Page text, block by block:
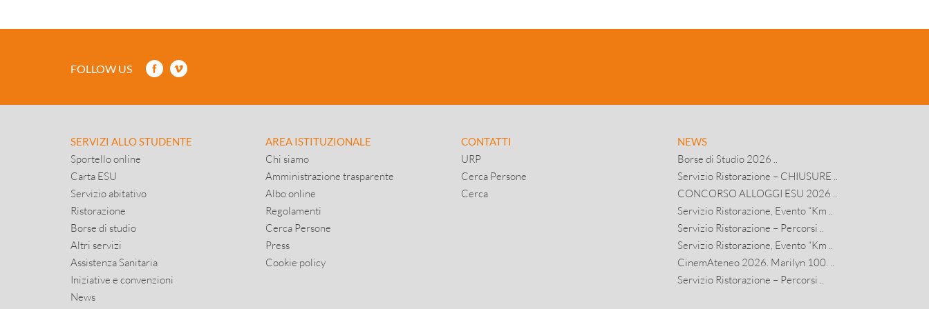
FOLLOW US
SERVIZI ALLO STUDENTE
Sportello online
Carta ESU
Servizio abitativo
Ristorazione
Borse di studio
Altri servizi
Assistenza Sanitaria
Iniziative e convenzioni
News
AREA ISTITUZIONALE
Chi siamo
Amministrazione trasparente
Albo online
Regolamenti
Cerca Persone
Press
Cookie policy
CONTATTI
URP
Cerca Persone
Cerca
NEWS
Borse di Studio 2026 ..
Servizio Ristorazione – CHIUSURE ..
CONCORSO ALLOGGI ESU 2026 ..
Servizio Ristorazione, Evento “Km ..
Servizio Ristorazione – Percorsi ..
Servizio Ristorazione, Evento “Km ..
CinemAteneo 2026. Marilyn 100. ..
Servizio Ristorazione – Percorsi ..